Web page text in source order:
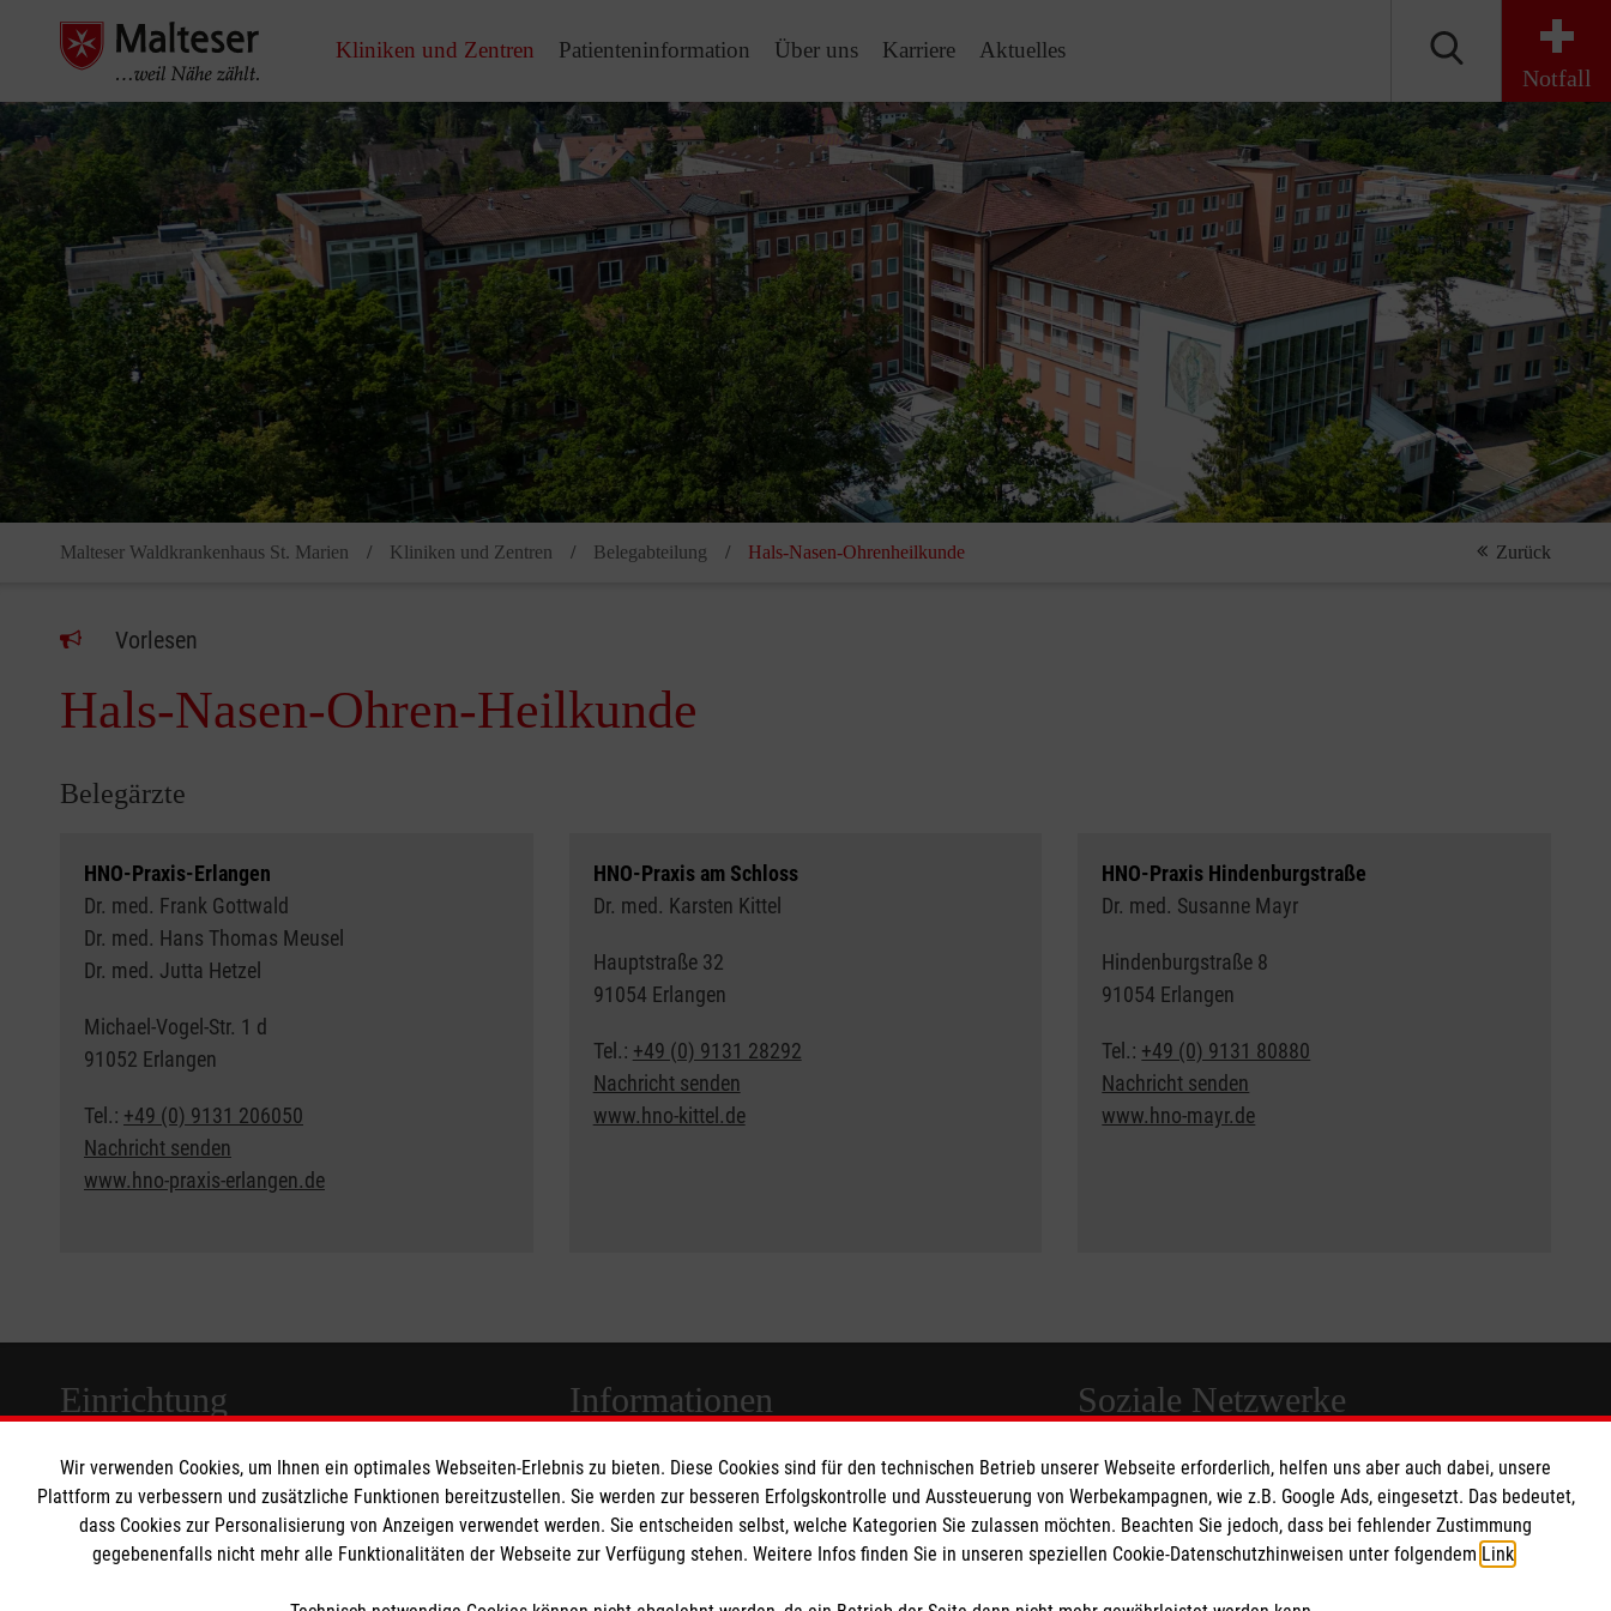
Kliniken und Zentren Patienteninformation Über uns Karriere Aktuelles
Notfall
Pause
Malteser Waldkrankenhaus St. Marien Kliniken und Zentren Belegabteilung Hals-Nasen-Ohrenheilkunde Zurück
Vorlesen
Hals-Nasen-Ohren-Heilkunde
Belegärzte
HNO-Praxis-Erlangen
Dr. med. Frank Gottwald
Dr. med. Hans Thomas Meusel
Dr. med. Jutta Hetzel
Michael-Vogel-Str. 1 d
91052 Erlangen
Tel.: +49 (0) 9131 206050
Nachricht senden
www.hno-praxis-erlangen.de
HNO-Praxis am Schloss
Dr. med. Karsten Kittel
Hauptstraße 32
91054 Erlangen
Tel.: +49 (0) 9131 28292
Nachricht senden
www.hno-kittel.de
HNO-Praxis Hindenburgstraße
Dr. med. Susanne Mayr
Hindenburgstraße 8
91054 Erlangen
Tel.: +49 (0) 9131 80880
Nachricht senden
www.hno-mayr.de
Einrichtung
Malteser Waldkrankenhaus Erlangen gGmbH
Rathsberger Str. 57
91054 Erlangen
Informationen
Barrierefreiheit
Besuchszeiten
Soziale Netzwerke
Wir verwenden Cookies, um Ihnen ein optimales Webseiten-Erlebnis zu bieten. Diese Cookies sind für den technischen Betrieb unserer Webseite erforderlich, helfen uns aber auch dabei, unsere
Plattform zu verbessern und zusätzliche Funktionen bereitzustellen. Sie werden zur besseren Erfolgskontrolle und Aussteuerung von Werbekampagnen, wie z.B. Google Ads, eingesetzt. Das bedeutet,
dass Cookies zur Personalisierung von Anzeigen verwendet werden. Sie entscheiden selbst, welche Kategorien Sie zulassen möchten. Beachten Sie jedoch, dass bei fehlender Zustimmung
gegebenenfalls nicht mehr alle Funktionalitäten der Webseite zur Verfügung stehen. Weitere Infos finden Sie in unseren speziellen Cookie-Datenschutzhinweisen unter folgendem Link